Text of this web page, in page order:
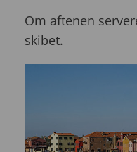
Om aftenen
skibet.